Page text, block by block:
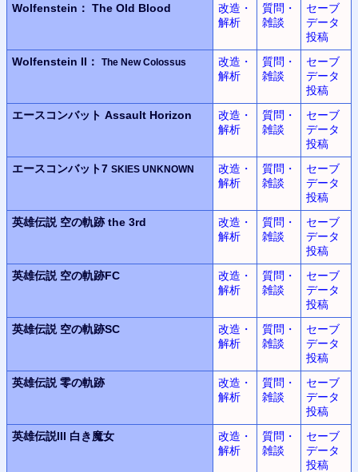
Wolfenstein： The Old Blood
改造・
解析
質問・
雑談
セーブ
データ
投稿
Wolfenstein II：
The New Colossus
改造・
解析
質問・
雑談
セーブ
データ
投稿
エースコンバット Assault Horizon
改造・
解析
質問・
雑談
セーブ
データ
投稿
エースコンバット7 SKIES UNKNOWN
改造・
解析
質問・
雑談
セーブ
データ
投稿
英雄伝説 空の軌跡 the 3rd
改造・
解析
質問・
雑談
セーブ
データ
投稿
英雄伝説 空の軌跡FC
改造・
解析
質問・
雑談
セーブ
データ
投稿
英雄伝説 空の軌跡SC
改造・
解析
質問・
雑談
セーブ
データ
投稿
英雄伝説 零の軌跡
改造・
解析
質問・
雑談
セーブ
データ
投稿
英雄伝説III 白き魔女
改造・
解析
質問・
雑談
セーブ
データ
投稿